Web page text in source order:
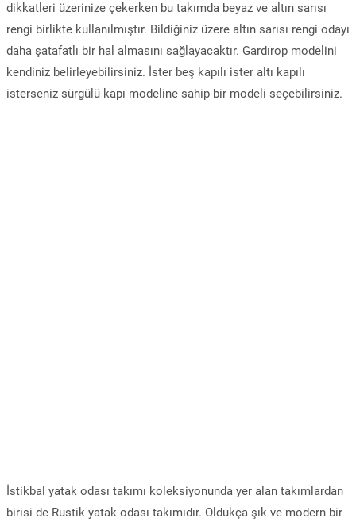
dikkatleri üzerinize çekerken bu takımda beyaz ve altın sarısı
rengi birlikte kullanılmıştır. Bildiğiniz üzere altın sarısı rengi odayı
daha şatafatlı bir hal almasını sağlayacaktır. Gardırop modelini
kendiniz belirleyebilirsiniz. İster beş kapılı ister altı kapılı
isterseniz sürgülü kapı modeline sahip bir modeli seçebilirsiniz.
İstikbal yatak odası takımı koleksiyonunda yer alan takımlardan
birisi de Rustik yatak odası takımıdır. Oldukça şık ve modern bir